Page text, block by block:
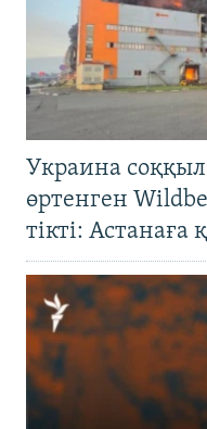
Украина
өртенген
тікті: Астанаға